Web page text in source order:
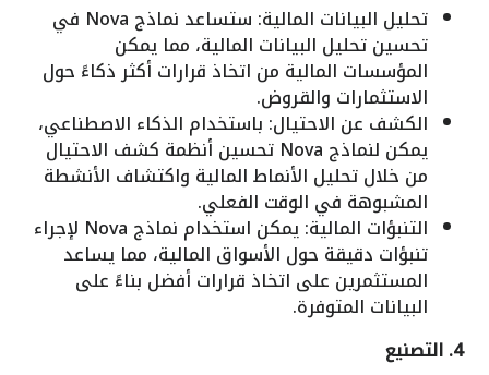
تحليل البيانات المالية: ستساعد نماذج Nova في
تحسين تحليل البيانات المالية، مما يمكن
المؤسسات المالية من اتخاذ قرارات أكثر ذكاءً حول
الاستثمارات والقروض.
الكشف عن الاحتيال: باستخدام الذكاء الاصطناعي،
يمكن لنماذج Nova تحسين أنظمة كشف الاحتيال
من خلال تحليل الأنماط المالية واكتشاف الأنشطة
المشبوهة في الوقت الفعلي.
التنبؤات المالية: يمكن استخدام نماذج Nova لإجراء
تنبؤات دقيقة حول الأسواق المالية، مما يساعد
المستثمرين على اتخاذ قرارات أفضل بناءً على
البيانات المتوفرة.
4. التصنيع